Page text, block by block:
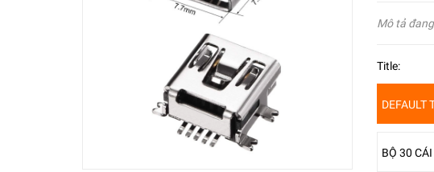
Mô tả
Title:
DEFAULT
BỘ 30